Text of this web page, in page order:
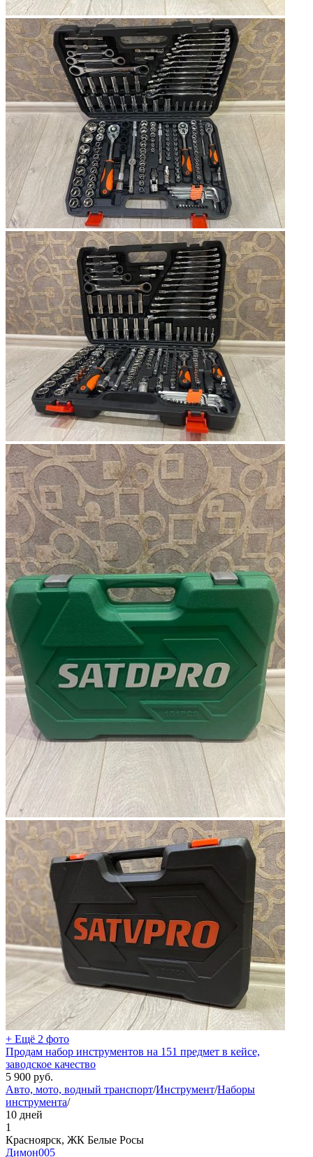
+ Ещё 2 фото
Продам набор инструментов на 151 предмет в кейсе,
заводское качество
5 900 руб.
Авто, мото, водный транспорт/Инструмент/Наборы
инструмента/
10 дней
1
Красноярск, ЖК Белые Росы
Димон005